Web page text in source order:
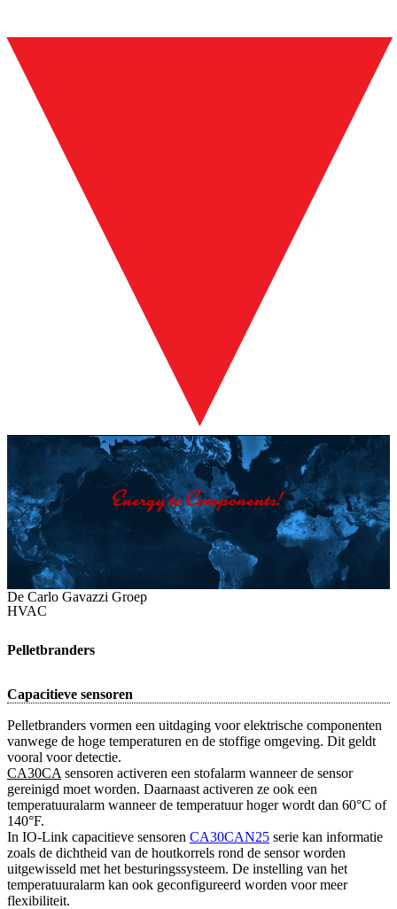
De Carlo Gavazzi Groep
HVAC
Pelletbranders
Capacitieve sensoren
Pelletbranders vormen een uitdaging voor elektrische componenten
vanwege de hoge temperaturen en de stoffige omgeving. Dit geldt
vooral voor detectie.
CA30CA sensoren activeren een stofalarm wanneer de sensor
gereinigd moet worden. Daarnaast activeren ze ook een
temperatuuralarm wanneer de temperatuur hoger wordt dan 60°C of
140°F.
In IO-Link capacitieve sensoren CA30CAN25 serie kan informatie
zoals de dichtheid van de houtkorrels rond de sensor worden
uitgewisseld met het besturingssysteem. De instelling van het
temperatuuralarm kan ook geconfigureerd worden voor meer
flexibiliteit.